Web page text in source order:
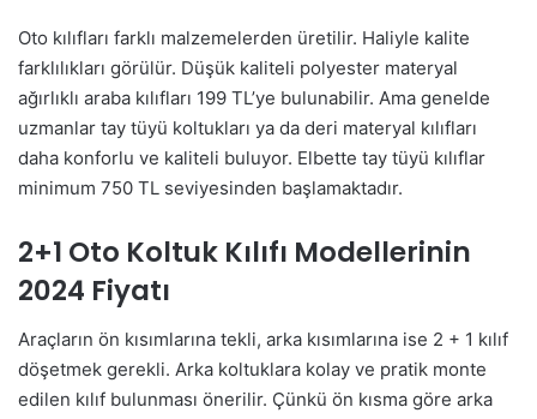
Oto kılıfları farklı malzemelerden üretilir. Haliyle kalite
farklılıkları görülür. Düşük kaliteli polyester materyal
ağırlıklı araba kılıfları 199 TL’ye bulunabilir. Ama genelde
uzmanlar tay tüyü koltukları ya da deri materyal kılıfları
daha konforlu ve kaliteli buluyor. Elbette tay tüyü kılıflar
minimum 750 TL seviyesinden başlamaktadır.
2+1 Oto Koltuk Kılıfı Modellerinin
2024 Fiyatı
Araçların ön kısımlarına tekli, arka kısımlarına ise 2 + 1 kılıf
döşetmek gerekli. Arka koltuklara kolay ve pratik monte
edilen kılıf bulunması önerilir. Çünkü ön kısma göre arka